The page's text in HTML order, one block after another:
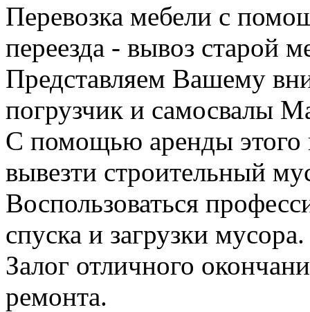
Перевозка мебели с
переезда - вывоз старой
Представляем Вашему
погрузчик и самосвалы
С помощью аренды этого
вывезти строительный
Воспользоваться
спуска и загрузки мусора.
Залог отличного
ремонта.